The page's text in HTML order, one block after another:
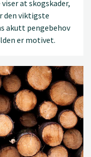
at skogskader,
den viktigste
akutt pengebehov
er motivet.